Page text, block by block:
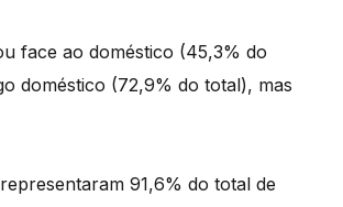
face ao doméstico (45,3% do
doméstico (72,9% do total), mas
91,6% do total de